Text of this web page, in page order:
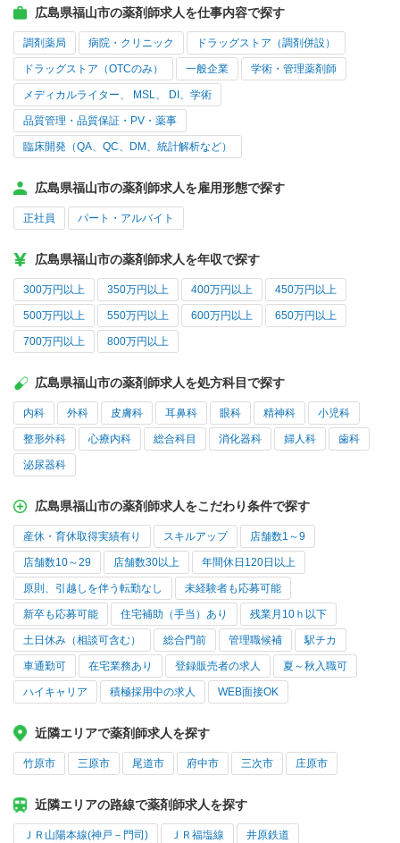
広島県福山市の薬剤師求人を仕事内容で探す
調剤薬局 病院・クリニック ドラッグストア（調剤併設）
ドラッグストア（OTCのみ） 一般企業 学術・管理薬剤師
メディカルライター、 MSL、 DI、学術
品質管理・品質保証・PV・薬事
臨床開発（QA、QC、DM、統計解析など）
広島県福山市の薬剤師求人を雇用形態で探す
正社員 パート・アルバイト
広島県福山市の薬剤師求人を年収で探す
300万円以上 350万円以上 400万円以上 450万円以上
500万円以上 550万円以上 600万円以上 650万円以上
700万円以上 800万円以上
広島県福山市の薬剤師求人を処方科目で探す
内科 外科 皮膚科 耳鼻科 眼科 精神科 小児科
整形外科 心療内科 総合科目 消化器科 婦人科 歯科
泌尿器科
広島県福山市の薬剤師求人をこだわり条件で探す
産休・育休取得実績有り スキルアップ 店舗数1～9
店舗数10～29 店舗数30以上 年間休日120日以上
原則、引越しを伴う転勤なし 未経験者も応募可能
新卒も応募可能 住宅補助（手当）あり 残業月10ｈ以下
土日休み（相談可含む） 総合門前 管理職候補 駅チカ
車通勤可 在宅業務あり 登録販売者の求人 夏～秋入職可
ハイキャリア 積極採用中の求人 WEB面接OK
近隣エリアで薬剤師求人を探す
竹原市 三原市 尾道市 府中市 三次市 庄原市
近隣エリアの路線で薬剤師求人を探す
ＪＲ山陽本線(神戸－門司) ＪＲ福塩線 井原鉄道